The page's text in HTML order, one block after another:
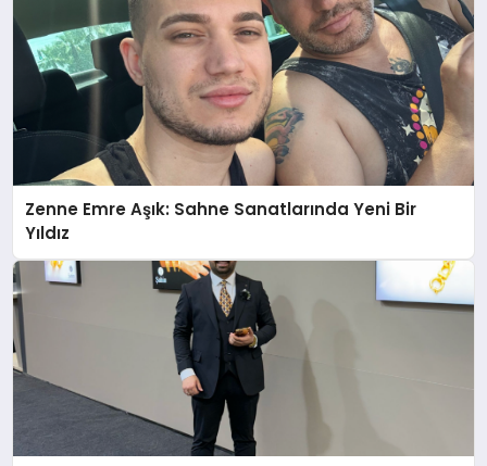
Zenne Emre Aşık: Sahne Sanatlarında Yeni Bir
Yıldız